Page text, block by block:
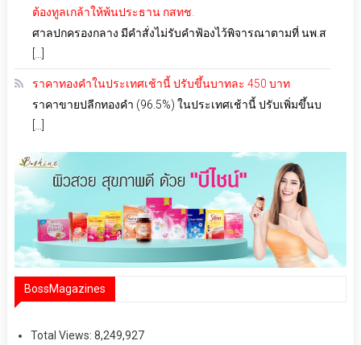
ต้องทูลเกล้าให้พ้นประธาน กสทช.
ศาลปกครองกลาง มีคำสั่งไม่รับคำฟ้องไว้พิจารณาตามที่ นพ.ส
ราคาทองคำในประเทศเช้านี้ ปรับขึ้นบาทละ 450 บาท
ราคาขายปลีกทองคำ (96.5%) ในประเทศเช้านี้ ปรับเพิ่มขึ้นบ
BossMagazines
Total Views: 8,249,927